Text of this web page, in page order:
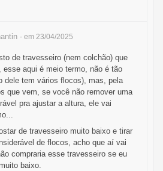
- em 23/04/2025
de travesseiro (nem colchão) que
aqui é meio termo, não é tão
dele tem vários flocos), mas, pela
que vem, se você não remover uma
pra ajustar a altura, ele vai
de travesseiro muito baixo e tirar
de flocos, acho que aí vai
compraria esse travesseiro se eu
baixo.